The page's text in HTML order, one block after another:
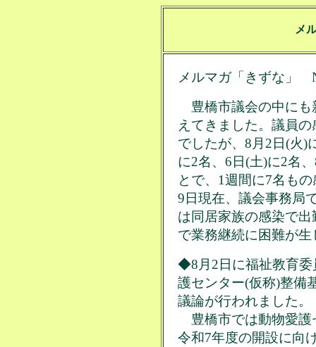
メ
メルマガ「きずな」
豊橋市議会の中にも
えてきました。議員
でしたが、8月2日(火)
に2名、6日(土)に2名
とで、1週間に7名も
9日現在、議会事務局
は同居家族の感染で
で業務継続に困難が
◆8月2日に福祉教育委
護センター(仮称)整備
議論が行われました。
豊橋市では動物愛護
令和7年度の開設に向